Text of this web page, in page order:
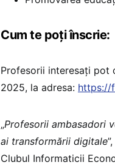
Cum te poți înscrie:
Profesorii interesați pot
2025, la adresa: https://
„Profesorii ambasadori
ai transformării digitale
Clubul Informaticii